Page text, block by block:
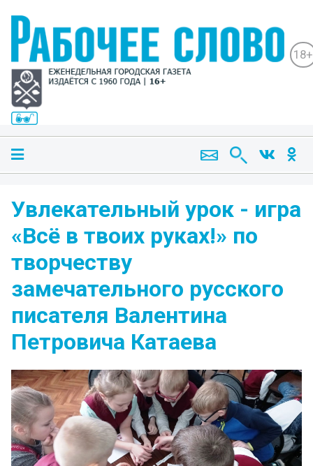
18+
Увлекательный урок - игра
«Всё в твоих руках!» по
творчеству
замечательного русского
писателя Валентина
Петровича Катаева